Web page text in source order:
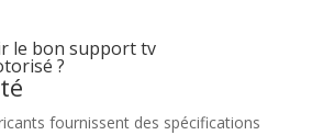
le bon support tv
?
fournissent des spécifications